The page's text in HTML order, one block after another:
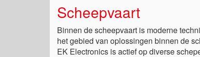
Scheepvaart
Binnen de scheepvaart is moderne
het gebied van oplossingen binnen de
EK Electronics is actief op diverse